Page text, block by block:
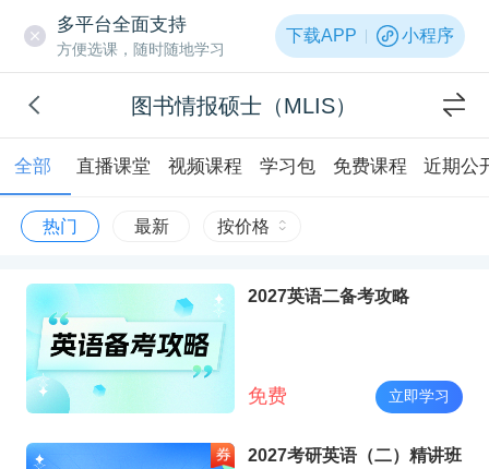
多平台全面支持
方便选课，随时随地学习
下载APP 小程序
图书情报硕士（MLIS）
全部 直播课堂 视频课程 学习包 免费课程 近期公
热门 最新 按价格
2027英语二备考攻略
免费 立即学习
2027考研英语（二）精讲班